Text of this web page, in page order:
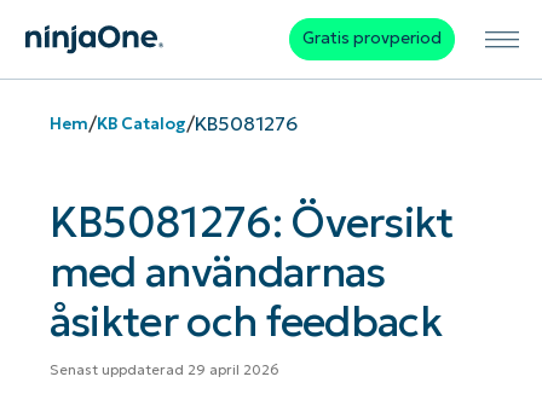
Gratis provperiod
Hem/KB Catalog/KB5081276
KB5081276: Översikt
med användarnas
åsikter och feedback
Senast uppdaterad 29 april 2026